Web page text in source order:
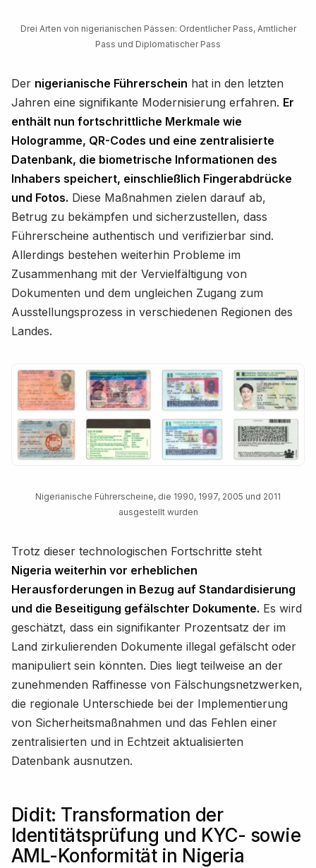
Drei Arten von nigerianischen Pässen: Ordentlicher Pass, Amtlicher
Pass und Diplomatischer Pass
Der nigerianische Führerschein hat in den letzten
Jahren eine signifikante Modernisierung erfahren. Er
enthält nun fortschrittliche Merkmale wie
Hologramme, QR-Codes und eine zentralisierte
Datenbank, die biometrische Informationen des
Inhabers speichert, einschließlich Fingerabdrücke
und Fotos. Diese Maßnahmen zielen darauf ab,
Betrug zu bekämpfen und sicherzustellen, dass
Führerscheine authentisch und verifizierbar sind.
Allerdings bestehen weiterhin Probleme im
Zusammenhang mit der Vervielfältigung von
Dokumenten und dem ungleichen Zugang zum
Ausstellungsprozess in verschiedenen Regionen des
Landes.
Nigerianische Führerscheine, die 1990, 1997, 2005 und 2011
ausgestellt wurden
Trotz dieser technologischen Fortschritte steht
Nigeria weiterhin vor erheblichen
Herausforderungen in Bezug auf Standardisierung
und die Beseitigung gefälschter Dokumente. Es wird
geschätzt, dass ein signifikanter Prozentsatz der im
Land zirkulierenden Dokumente illegal gefälscht oder
manipuliert sein könnten. Dies liegt teilweise an der
zunehmenden Raffinesse von Fälschungsnetzwerken,
die regionale Unterschiede bei der Implementierung
von Sicherheitsmaßnahmen und das Fehlen einer
zentralisierten und in Echtzeit aktualisierten
Datenbank ausnutzen.
Didit: Transformation der
Identitätsprüfung und KYC- sowie
AML-Konformität in Nigeria